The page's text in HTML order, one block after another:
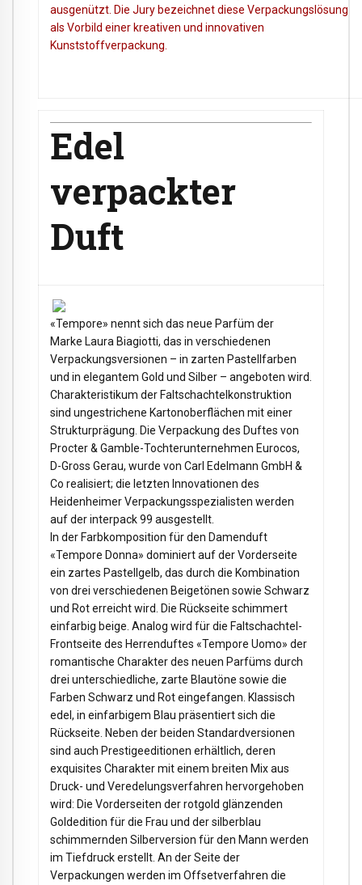
ausgenützt. Die Jury bezeichnet diese Verpackungslösung
als Vorbild einer kreativen und innovativen
Kunststoffverpackung.
Edel
verpackter
Duft
«Tempore» nennt sich das neue Parfüm der
Marke Laura Biagiotti, das in verschiedenen
Verpackungsversionen – in zarten Pastellfarben
und in elegantem Gold und Silber – angeboten wird.
Charakteristikum der Faltschachtelkonstruktion
sind ungestrichene Kartonoberflächen mit einer
Strukturprägung. Die Verpackung des Duftes von
Procter & Gamble-Tochterunternehmen Eurocos,
D-Gross Gerau, wurde von Carl Edelmann GmbH &
Co realisiert; die letzten Innovationen des
Heidenheimer Verpackungsspezialisten werden
auf der interpack 99 ausgestellt.
In der Farbkomposition für den Damenduft
«Tempore Donna» dominiert auf der Vorderseite
ein zartes Pastellgelb, das durch die Kombination
von drei verschiedenen Beigetönen sowie Schwarz
und Rot erreicht wird. Die Rückseite schimmert
einfarbig beige. Analog wird für die Faltschachtel-
Frontseite des Herrenduftes «Tempore Uomo» der
romantische Charakter des neuen Parfüms durch
drei unterschiedliche, zarte Blautöne sowie die
Farben Schwarz und Rot eingefangen. Klassisch
edel, in einfarbigem Blau präsentiert sich die
Rückseite. Neben der beiden Standardversionen
sind auch Prestigeeditionen erhältlich, deren
exquisites Charakter mit einem breiten Mix aus
Druck- und Veredelungsverfahren hervorgehoben
wird: Die Vorderseiten der rotgold glänzenden
Goldedition für die Frau und der silberblau
schimmernden Silberversion für den Mann werden
im Tiefdruck erstellt. An der Seite der
Verpackungen werden im Offsetverfahren die